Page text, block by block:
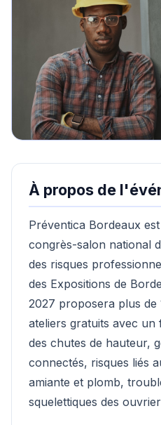
À propos de
Préventica Bordeaux
congrès-salon national
des risques
des Expositions de
2027 proposera plus de
ateliers gratuits avec
des chutes de hauteur,
connectés, risques liés
amiante et plomb,
squelettiques des